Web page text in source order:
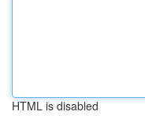
HTML is disabled